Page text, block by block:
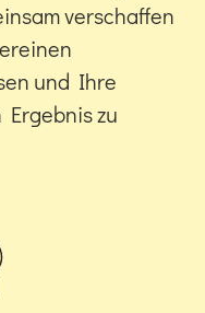
verschaffen
und Ihre
Ergebnis zu